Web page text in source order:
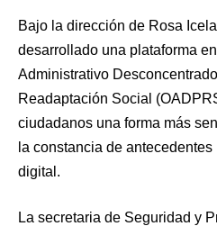
Bajo la dirección de Rosa
desarrollado una plataforma
Administrativo
Readaptación Social
ciudadanos una forma más
la constancia de
digital.
La secretaria de Seguridad y